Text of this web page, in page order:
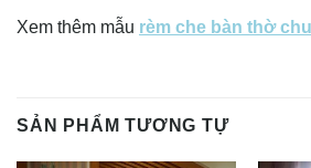
Xem thêm mẫu rèm che bàn thờ
SẢN PHẨM TƯƠNG TỰ